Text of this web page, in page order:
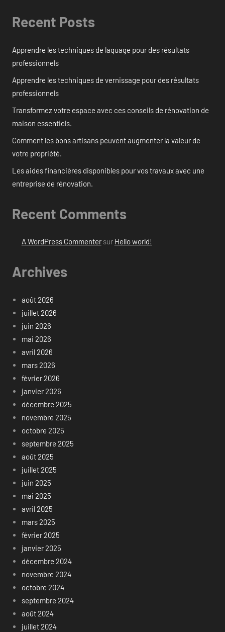
Recent Posts
Apprendre les techniques de laquage pour des résultats
professionnels
Apprendre les techniques de vernissage pour des résultats
professionnels
Transformez votre espace avec ces conseils de rénovation de
maison essentiels.
Comment les bons artisans peuvent augmenter la valeur de
votre propriété.
Les aides financières disponibles pour vos travaux avec une
entreprise de rénovation.
Recent Comments
A WordPress Commentersur Hello world!
Archives
août 2026
juillet 2026
juin 2026
mai 2026
avril 2026
mars 2026
février 2026
janvier 2026
décembre 2025
novembre 2025
octobre 2025
septembre 2025
août 2025
juillet 2025
juin 2025
mai 2025
avril 2025
mars 2025
février 2025
janvier 2025
décembre 2024
novembre 2024
octobre 2024
septembre 2024
août 2024
juillet 2024